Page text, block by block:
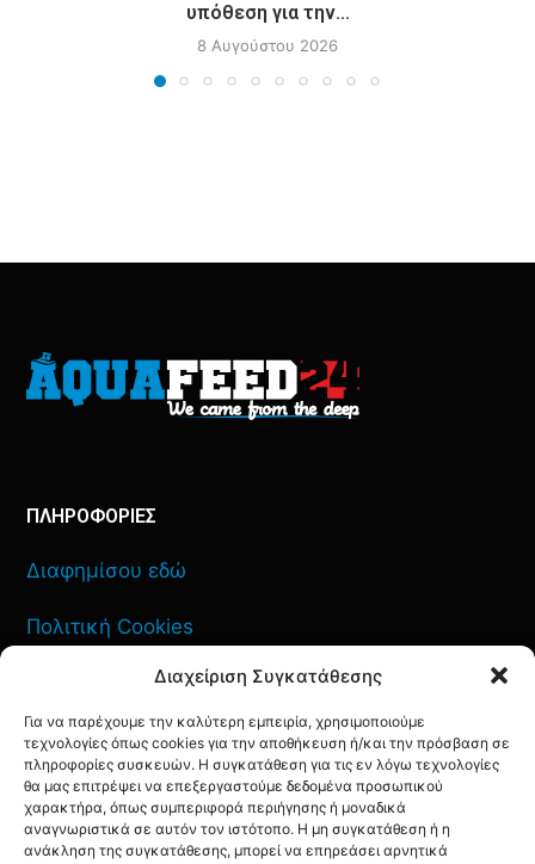
Διαχείριση Συγκατάθεσης
Για να παρέχουμε την καλύτερη εμπειρία, χρησιμοποιούμε
τεχνολογίες όπως cookies για την αποθήκευση ή/και την πρόσβαση σε
πληροφορίες συσκευών. Η συγκατάθεση για τις εν λόγω τεχνολογίες
θα μας επιτρέψει να επεξεργαστούμε δεδομένα προσωπικού
χαρακτήρα, όπως συμπεριφορά περιήγησης ή μοναδικά
αναγνωριστικά σε αυτόν τον ιστότοπο. Η μη συγκατάθεση ή η
ανάκληση της συγκατάθεσης, μπορεί να επηρεάσει αρνητικά
υπόθεση για την...
8 Αυγούστου 2026
ΠΛΗΡΟΦΟΡΙΕΣ
Διαφημίσου εδώ
Πολιτική Cookies
Πολιτική Απορρήτου
ΕΠΙΚΟΙΝΩΝΙΑ